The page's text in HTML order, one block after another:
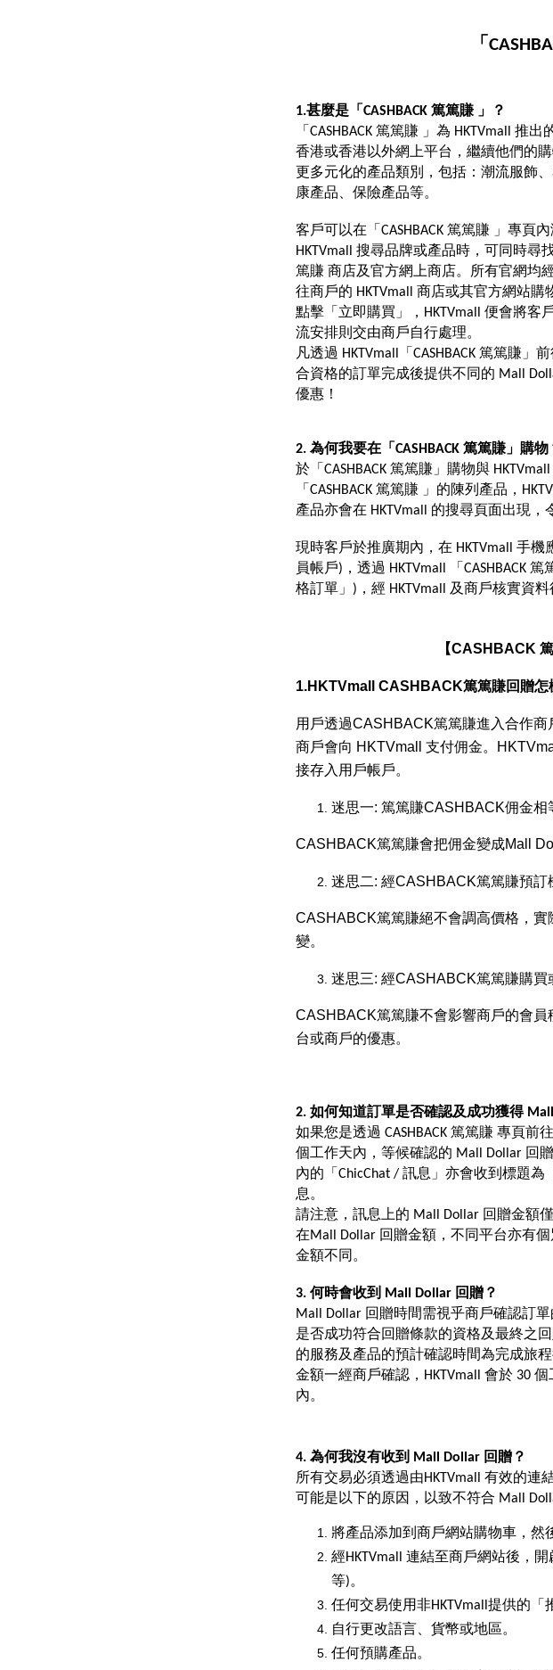
「
1.甚麼是「CASHBACK 篤篤賺 」？
「CASHBACK 篤篤賺 」為 HKTVmall 推
香港或香港以外網上平台，繼續他們的
更多元化的產品類別，包括：潮流服飾
康產品、保險產品等。
客戶可以在「CASHBACK 篤篤賺 」專頁
HKTVmall 搜尋品牌或產品時，可同時尋
篤賺 商店及官方網上商店。所有官網均
往商戶的 HKTVmall 商店或其官方網站購
點擊「立即購買」，HKTVmall 便會將
流安排則交由商戶自行處理。
凡透過 HKTVmall「CASHBACK 篤篤賺
合資格的訂單完成後提供不同的 Mall
優惠！
2. 為何我要在「CASHBACK 篤篤賺」購
於「CASHBACK 篤篤賺」購物與
「CASHBACK 篤篤賺 」的陳列產品，
產品亦會在 HKTVmall 的搜尋頁面出現
現時客戶於推廣期內，在 HKTVmall 手機
員帳戶)，透過 HKTVmall 「CASHBACK
格訂單」)，經 HKTVmall 及商戶核實資
【CASHBACK
1.HKTVmall CASHBACK篤篤賺回贈怎
用戶透過CASHBACK篤篤賺進入合作商
商戶會向 HKTVmall 支付佣金。
接存入用戶帳戶。
迷思一: 篤篤賺CASHBACK佣金相
CASHBACK篤篤賺會把佣金變成Mall
迷思二: 經CASHBACK篤篤賺預訂
CASHABCK篤篤賺絕不會調高價格，
變。
迷思三: 經CASHABCK篤篤賺購買
CASHBACK篤篤賺不會影響商戶的會
台或商戶的優惠。
2. 如何知道訂單是否確認及成功獲得
如果您是透過 CASHBACK 篤篤賺 專頁
個工作天內，等候確認的 Mall Dollar 回贈
內的「ChicChat / 訊息」亦會收到標題為
息。
請注意，訊息上的 Mall Dollar 回贈金額
在Mall Dollar 回贈金額，不同平台亦有
金額不同。
3. 何時會收到 Mall Dollar 回贈？
Mall Dollar 回贈時間需視乎商戶確認訂
是否成功符合回贈條款的資格及最終之
的服務及產品的預計確認時間為完成旅
金額一經商戶確認，HKTVmall 會於 30
內。
4. 為何我沒有收到 Mall Dollar 回贈？
所有交易必須透過由HKTVmall 有效的
可能是以下的原因，以致不符合 Mall
將產品添加到商戶網站購物車，然
經HKTVmall 連結至商戶網站後，
等)。
任何交易使用非HKTVmall提供的「
自行更改語言、貨幣或地區。
任何預購產品。